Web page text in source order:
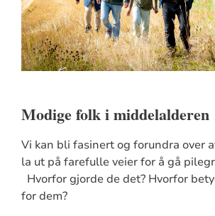
Modige folk i middelalderen
Vi kan bli fasinert og forundra over
la ut på farefulle veier for å gå
Hvorfor gjorde de det? Hvorfor
for dem?